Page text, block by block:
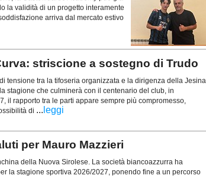
la validità di un progetto interamente
arriva dal mercato estivo
striscione a sostegno di Trudo
tensione tra la tifoseria organizzata e la dirigenza della Jesina.
stagione che culminerà con il centenario del club, in
il rapporto tra le parti appare sempre più compromesso,
di ... leggi
per Mauro Mazzieri
della Nuova Sirolese. La società biancoazzurra ha
la stagione sportiva 2026/2027, ponendo fine a un percorso